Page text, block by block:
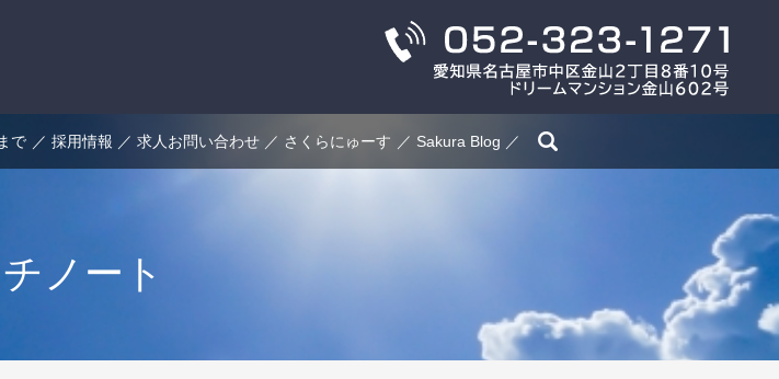
で 採用情報 求人お問い合わせ さくらにゅーす Sakura Blog
ノート